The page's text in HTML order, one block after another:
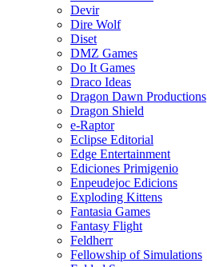
Devir
Dire Wolf
Diset
DMZ Games
Do It Games
Draco Ideas
Dragon Dawn Productions
Dragon Shield
e-Raptor
Eclipse Editorial
Edge Entertainment
Ediciones Primigenio
Enpeudejoc Edicions
Exploding Kittens
Fantasia Games
Fantasy Flight
Feldherr
Fellowship of Simulations